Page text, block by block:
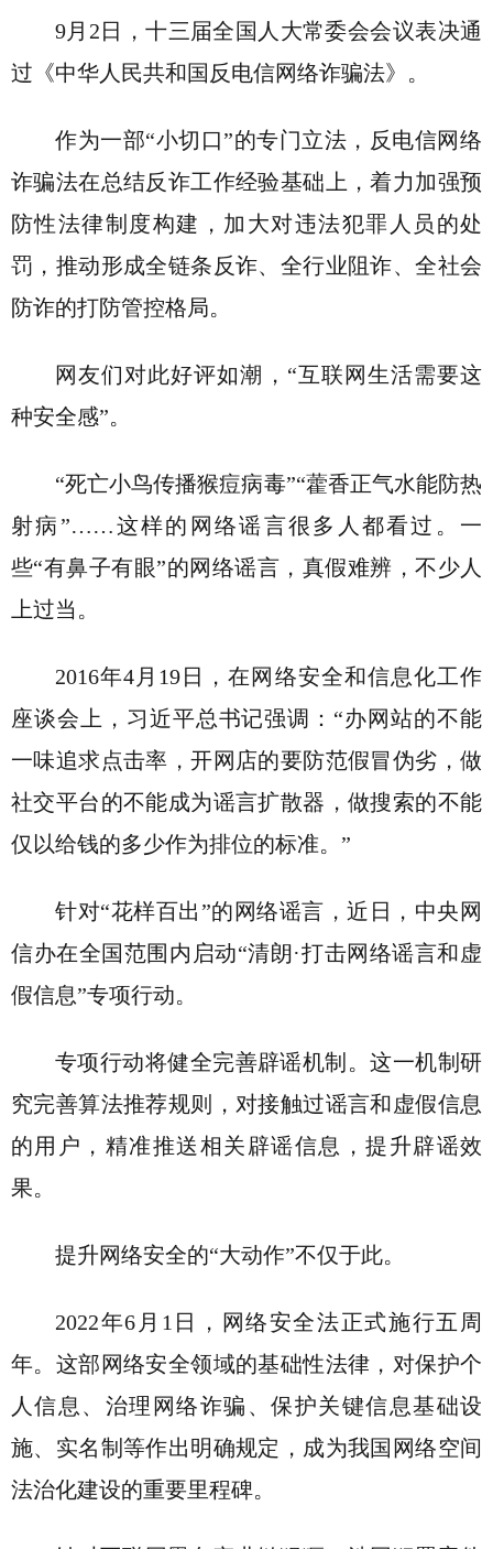
9月2日，十三届全国人大常委会会议表决通
过《中华人民共和国反电信网络诈骗法》。
作为一部“小切口”的专门立法，反电信网络
诈骗法在总结反诈工作经验基础上，着力加强预
防性法律制度构建，加大对违法犯罪人员的处
罚，推动形成全链条反诈、全行业阻诈、全社会
防诈的打防管控格局。
网友们对此好评如潮，“互联网生活需要这
种安全感”。
“死亡小鸟传播猴痘病毒”“藿香正气水能防热
射病”……这样的网络谣言很多人都看过。一
些“有鼻子有眼”的网络谣言，真假难辨，不少人
上过当。
2016年4月19日，在网络安全和信息化工作
座谈会上，习近平总书记强调：“办网站的不能
一味追求点击率，开网店的要防范假冒伪劣，做
社交平台的不能成为谣言扩散器，做搜索的不能
仅以给钱的多少作为排位的标准。”
针对“花样百出”的网络谣言，近日，中央网
信办在全国范围内启动“清朗·打击网络谣言和虚
假信息”专项行动。
专项行动将健全完善辟谣机制。这一机制研
究完善算法推荐规则，对接触过谣言和虚假信息
的用户，精准推送相关辟谣信息，提升辟谣效
果。
提升网络安全的“大动作”不仅于此。
2022年6月1日，网络安全法正式施行五周
年。这部网络安全领域的基础性法律，对保护个
人信息、治理网络诈骗、保护关键信息基础设
施、实名制等作出明确规定，成为我国网络空间
法治化建设的重要里程碑。